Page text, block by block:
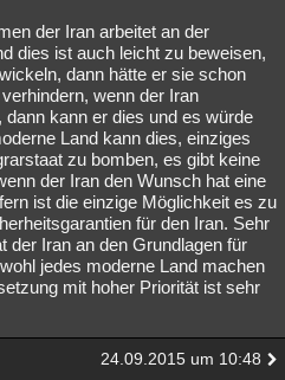
der Iran arbeitet an der
dies ist auch leicht zu beweisen,
dann hätte er sie schon
wenn der Iran
kann er dies und es würde
Land kann dies, einziges
zu bomben, es gibt keine
der Iran den Wunsch hat eine
ist die einzige Möglichkeit es zu
für den Iran. Sehr
der Iran an den Grundlagen für
jedes moderne Land machen
mit hoher Priorität ist sehr
24.09.2015 um 10:48